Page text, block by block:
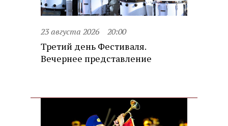
23 августа 2026 20:00
Третий день Фестиваля.
Вечернее представление